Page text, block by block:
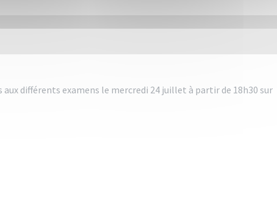
différents examens le mercredi 24 juillet à partir de 18h30 sur